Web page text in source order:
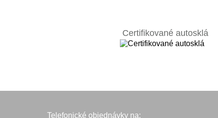
Certifikované autosklá
Telefonické objednávky na: